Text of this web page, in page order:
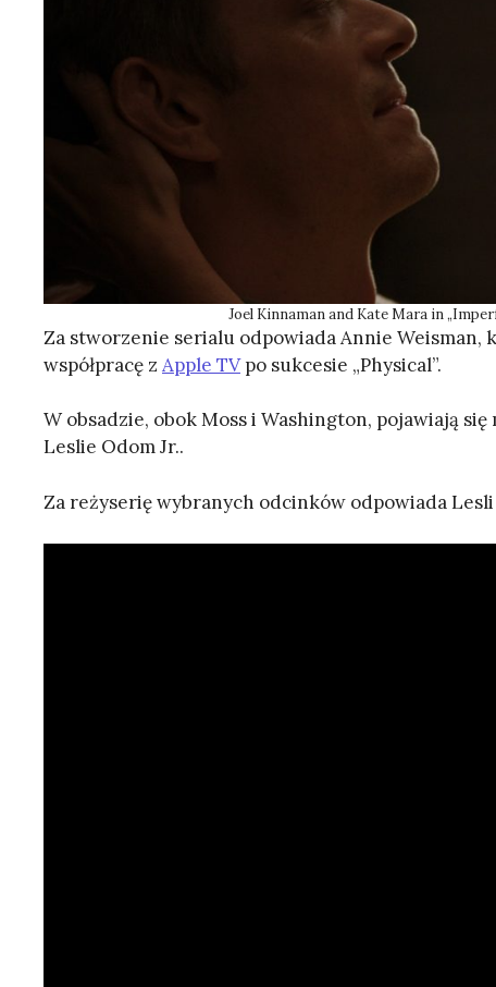
Joel Kinnaman and Kate Mara in
Za stworzenie serialu odpowiada Annie
współpracę z Apple TVpo sukcesie „Physical”.
W obsadzie, obok Moss i Washington, pojawiają
Leslie Odom Jr..
Za reżyserię wybranych odcinków odpowiada